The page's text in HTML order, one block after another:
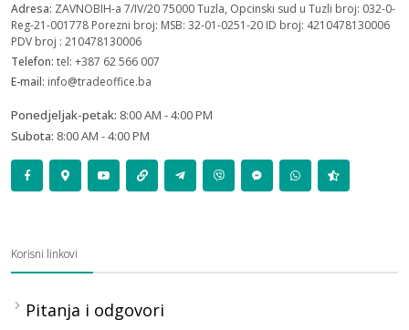
Adresa: ZAVNOBIH-a 7/IV/20 75000 Tuzla, Opcinski sud u Tuzli broj: 032-0-
Reg-21-001778 Porezni broj: MSB: 32-01-0251-20 ID broj: 4210478130006
PDV broj : 210478130006
Telefon: tel: +387 62 566 007
E-mail: info@tradeoffice.ba
Ponedjeljak-petak: 8:00 AM - 4:00 PM
Subota: 8:00 AM - 4:00 PM
Korisni linkovi
Pitanja i odgovori